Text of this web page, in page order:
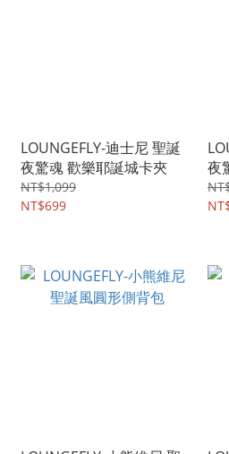
LOUNGEFLY-迪士尼 聖誕
夜驚魂 歡樂耶誕城卡夾
NT$1,099
NT$699
夜
包